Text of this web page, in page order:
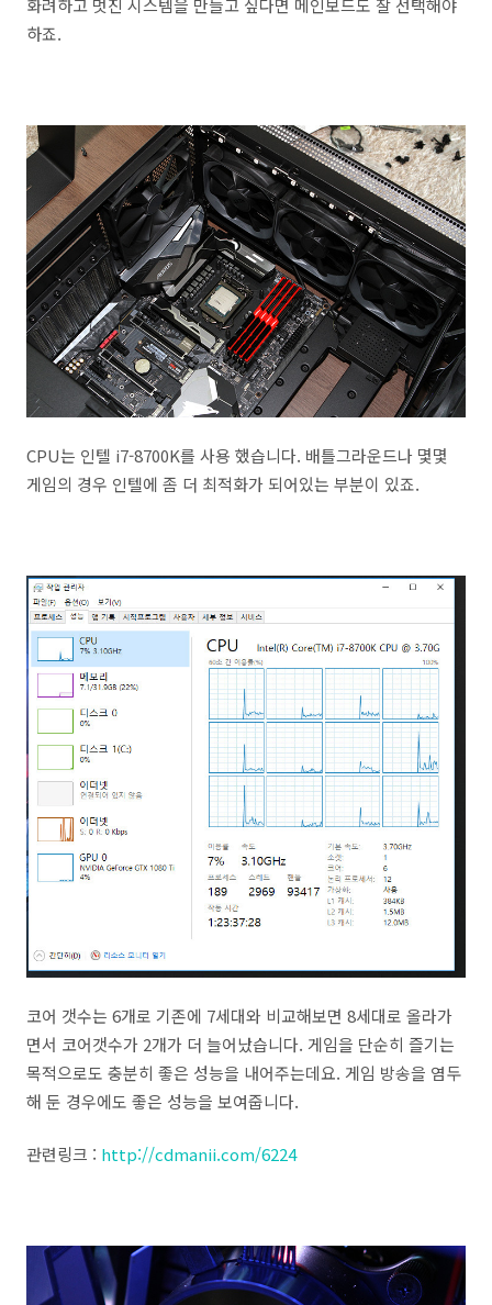
하죠.
CPU는 인텔 i7-8700K를 사용 했습니다. 배틀그라운드나 몇몇
게임의 경우 인텔에 좀 더 최적화가 되어있는 부분이 있죠.
코어 갯수는 6개로 기존에 7세대와 비교해보면 8세대로 올라가
면서 코어갯수가 2개가 더 늘어났습니다. 게임을 단순히 즐기는
목적으로도 충분히 좋은 성능을 내어주는데요. 게임 방송을 염두
해 둔 경우에도 좋은 성능을 보여줍니다.
관련링크 : http://cdmanii.com/6224